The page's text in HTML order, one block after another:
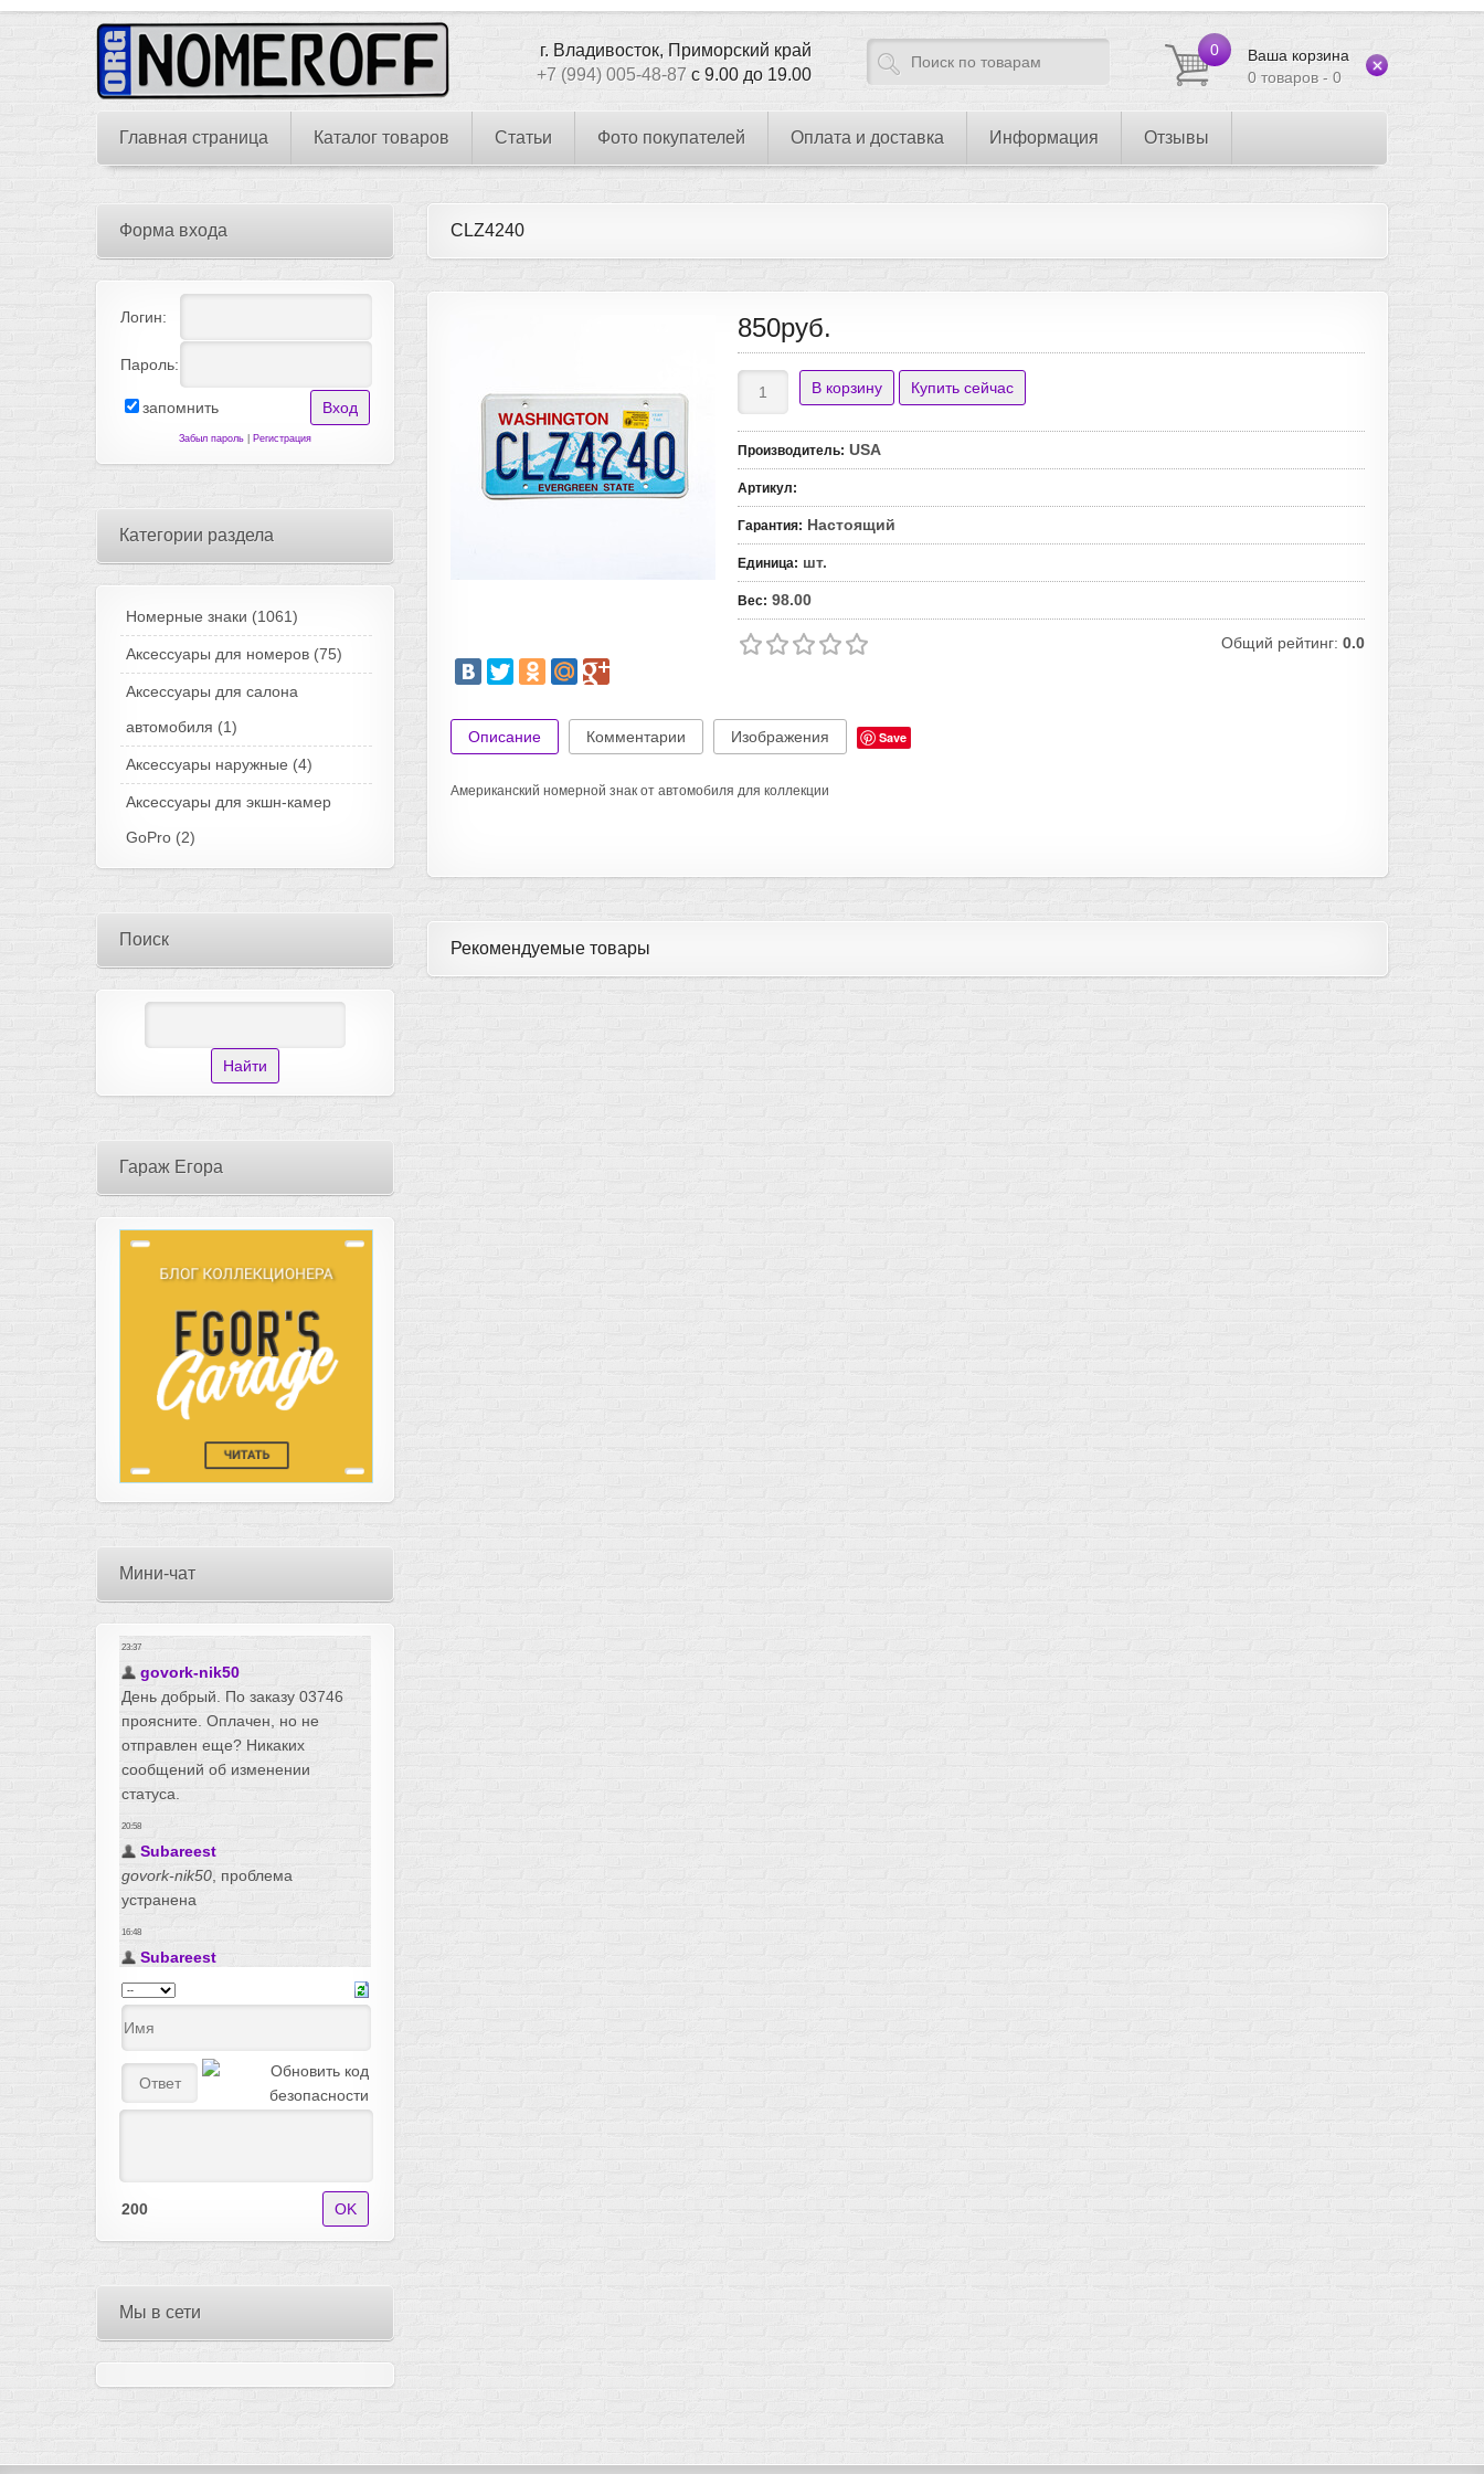
0
Ваша корзина
0 товаров - 0
г. Владивосток, Приморский край
+7 (994) 005-48-87 с 9.00 до 19.00
Главная страница Каталог товаров Статьи Фото покупателей Оплата и доставка Информация Отзывы
CLZ4240
850руб.
Производитель: USA
Артикул:
Гарантия: Настоящий
Единица: шт.
Вес: 98.00
Общий рейтинг: 0.0
Описание Комментарии Изображения Save
Американский номерной знак от автомобиля для коллекции
Рекомендуемые товары
Форма входа
Логин:
Пароль:
запомнить
Забыл пароль Регистрация
Категории раздела
Номерные знаки (1061)
Аксессуары для номеров (75)
Аксессуары для салона
автомобиля (1)
Аксессуары наружные (4)
Аксессуары для экшн-камер
GoPro (2)
Поиск
Гараж Егора
Мини-чат
200
Мы в сети